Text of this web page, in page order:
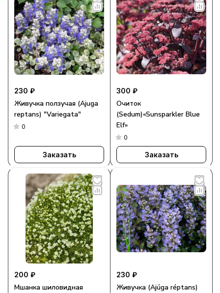
230 ₽
Живучка ползучая (Ajuga
reptans) "Variegata"
0
Заказать
300 ₽
Очиток
(Sedum)«Sunsparkler Blue
Elf»
0
Заказать
200 ₽
Мшанка шиловидная
230 ₽
Живучка (Ajúga réptans)